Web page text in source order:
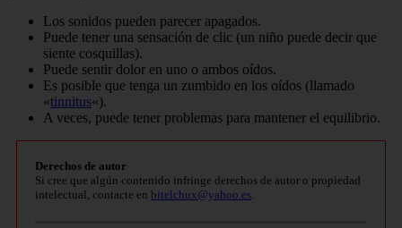
Los sonidos pueden parecer apagados.
Puede tener una sensación de clic (un niño puede decir que
siente cosquillas).
Puede sentir dolor en uno o ambos oídos.
Es posible que tenga un zumbido en los oídos (llamado
«tinnitus«).
A veces, puede tener problemas para mantener el equilibrio.
Derechos de autor
Si cree que algún contenido infringe derechos de autor o propiedad
intelectual, contacte en bitelchux@yahoo.es